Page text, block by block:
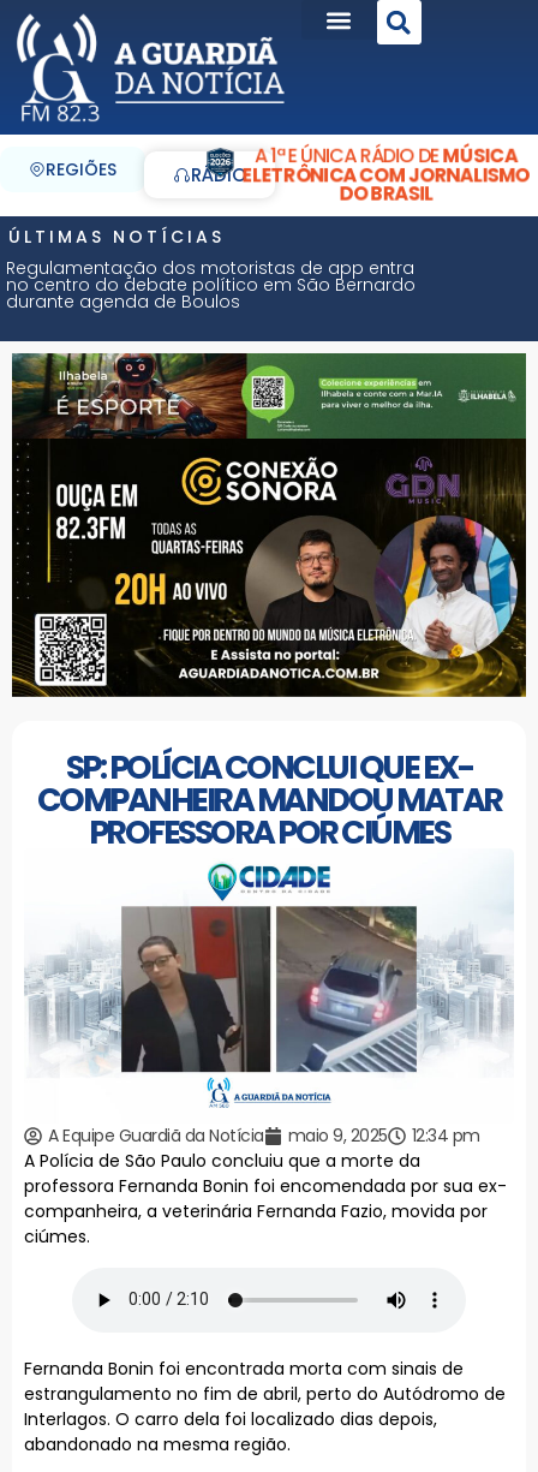
REGIÕES RÁDIO
A 1ª E ÚNICA RÁDIO DEMÚSICA
ELETRÔNICA COM JORNALISMO
DO BRASIL
ÚLTIMAS NOTÍCIAS
Regulamentação dos motoristas de app entra
no centro do debate político em São Bernardo
durante agenda de Boulos
SP: POLÍCIA CONCLUI QUE EX-
COMPANHEIRA MANDOU MATAR
PROFESSORA POR CIÚMES
A Equipe Guardiã da Notícia maio 9, 2025
12:34 pm
A Polícia de São Paulo concluiu que a morte da
professora Fernanda Bonin foi encomendada por sua ex-
companheira, a veterinária Fernanda Fazio, movida por
ciúmes.
Fernanda Bonin foi encontrada morta com sinais de
estrangulamento no fim de abril, perto do Autódromo de
Interlagos. O carro dela foi localizado dias depois,
abandonado na mesma região.